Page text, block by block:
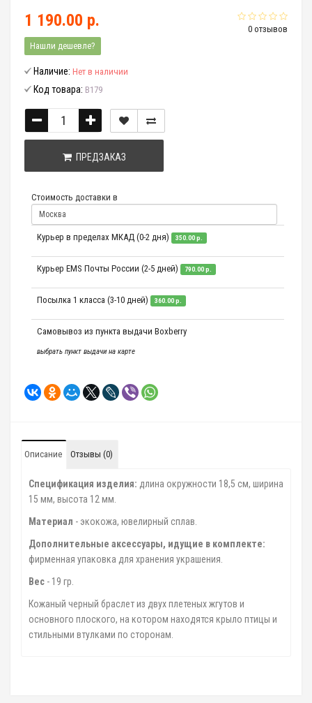
0 отзывов
1 190.00 р.
Нашли дешевле?
Наличие: Нет в наличии
Код товара: B179
ПРЕДЗАКАЗ
Стоимость доставки в
Курьер в пределах МКАД (0-2 дня) 350.00 р.
Курьер EMS Почты России (2-5 дней) 790.00 р.
Посылка 1 класса (3-10 дней) 360.00 р.
Самовывоз из пункта выдачи Boxberry
выбрать пункт выдачи на карте
Описание Отзывы (0)
Спецификация изделия: длина окружности 18,5 см, ширина
15 мм, высота 12 мм.
Материал - экокожа, ювелирный сплав.
Дополнительные аксессуары, идущие в комплекте:
фирменная упаковка для хранения украшения.
Вес - 19 гр.
Кожаный черный браслет из двух плетеных жгутов и
основного плоского, на котором находятся крыло птицы и
стильными втулками по сторонам.